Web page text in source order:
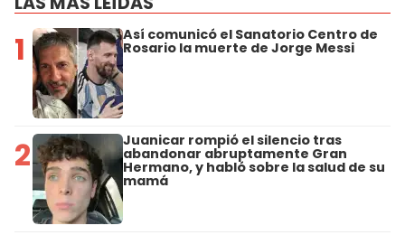
1 Así comunicó el Sanatorio Centro de
Rosario la muerte de Jorge Messi
2 Juanicar rompió el silencio tras
abandonar abruptamente Gran
Hermano, y habló sobre la salud de su
mamá